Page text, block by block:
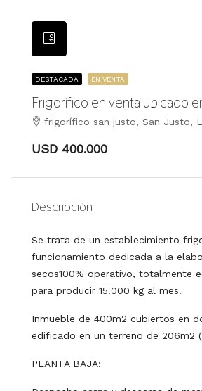
DESTACADA EN VENTA
Frigorífico en venta ubicado
frigorífico san justo, San Justo,
USD 400.000
Descripción
Se trata de un establecimiento
funcionamiento dedicada a la
secos100% operativo, totalmente
para producir 15.000 kg al mes.
Inmueble de 400m2 cubiertos en
edificado en un terreno de 206m2
PLANTA BAJA: